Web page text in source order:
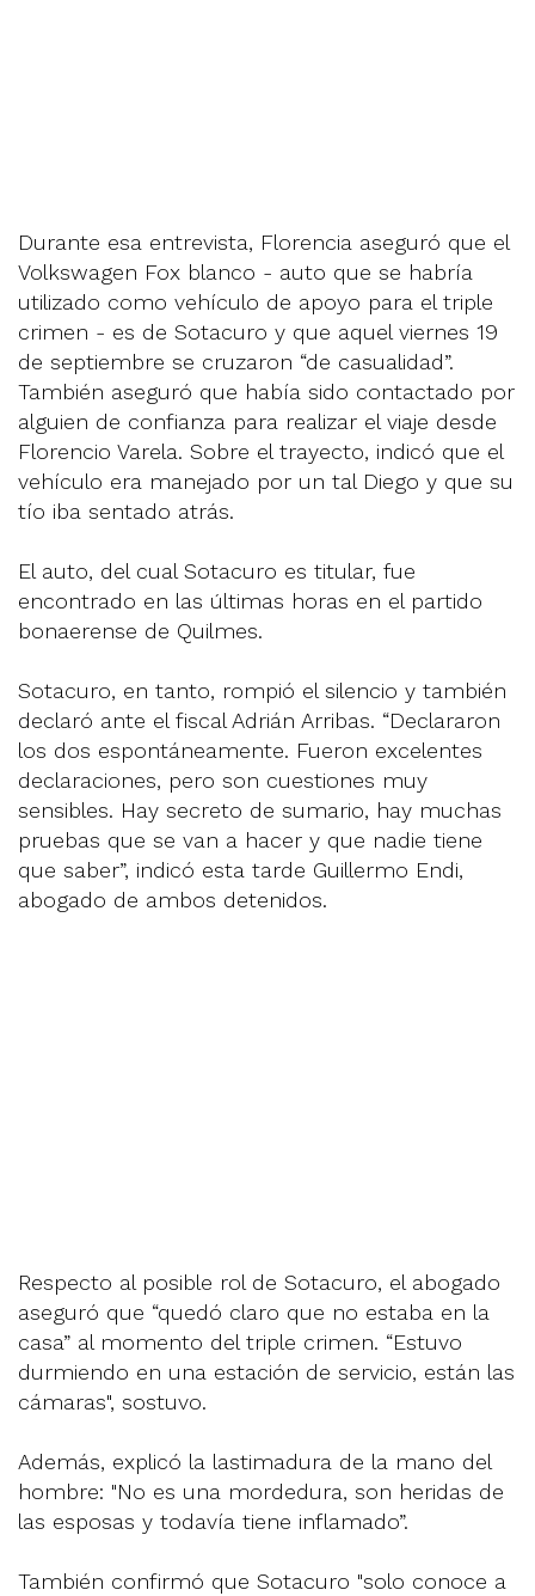
Durante esa entrevista, Florencia aseguró que el
Volkswagen Fox blanco - auto que se habría
utilizado como vehículo de apoyo para el triple
crimen - es de Sotacuro y que aquel viernes 19
de septiembre se cruzaron “de casualidad”.
También aseguró que había sido contactado por
alguien de confianza para realizar el viaje desde
Florencio Varela. Sobre el trayecto, indicó que el
vehículo era manejado por un tal Diego y que su
tío iba sentado atrás.
El auto, del cual Sotacuro es titular, fue
encontrado en las últimas horas en el partido
bonaerense de Quilmes.
Sotacuro, en tanto, rompió el silencio y también
declaró ante el fiscal Adrián Arribas. “Declararon
los dos espontáneamente. Fueron excelentes
declaraciones, pero son cuestiones muy
sensibles. Hay secreto de sumario, hay muchas
pruebas que se van a hacer y que nadie tiene
que saber”, indicó esta tarde Guillermo Endi,
abogado de ambos detenidos.
Respecto al posible rol de Sotacuro, el abogado
aseguró que “quedó claro que no estaba en la
casa” al momento del triple crimen. “Estuvo
durmiendo en una estación de servicio, están las
cámaras", sostuvo.
Además, explicó la lastimadura de la mano del
hombre: "No es una mordedura, son heridas de
las esposas y todavía tiene inflamado”.
También confirmó que Sotacuro "solo conoce a